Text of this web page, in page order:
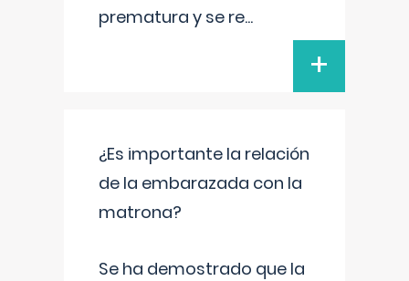
prematura y se re...
+
¿Es importante la relación
de la embarazada con la
matrona?
Se ha demostrado que la